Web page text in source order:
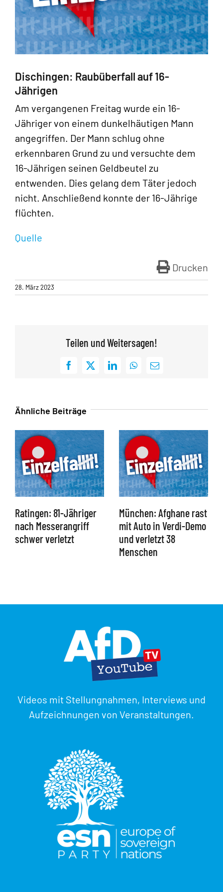
Dischingen: Raubüberfall auf 16-
Jährigen
Am vergangenen Freitag wurde ein 16-
Jähriger von einem dunkelhäutigen Mann
angegriffen. Der Mann schlug ohne
erkennbaren Grund zu und versuchte dem
16-Jährigen seinen Geldbeutel zu
entwenden. Dies gelang dem Täter jedoch
nicht. Anschließend konnte der 16-Jährige
flüchten.
Quelle
Drucken
28. März 2023
Teilen und Weitersagen!
Facebook
X LinkedInWhatsApp
E-
Ähnliche Beiträge
Ratingen: 81-Jähriger
nach Messerangriff
schwer verletzt
München: Afghane rast
mit Auto in Verdi-Demo
und verletzt 38
Menschen
Videos mit Stellungnahmen, Interviews und
Aufzeichnungen von Veranstaltungen.